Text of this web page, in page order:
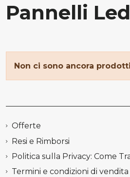
Pannelli
Non ci sono ancora
Offerte
Resi e Rimborsi
Politica sulla Privacy: Come
Termini e condizioni di vendita